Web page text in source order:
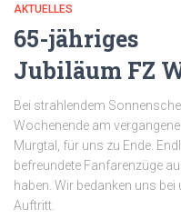
AKTUELLES
65-jähriges
Jubiläum FZ
Bei strahlendem
Wochenende am
Murgtal, für uns zu Ende.
befreundete Fanfarenzüge
haben. Wir bedanken uns
Auftritt.